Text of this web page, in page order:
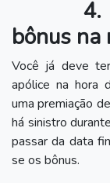
4.
bônus na
Você já deve
apólice na hora
uma premiação
há sinistro
passar da data
se os bônus.